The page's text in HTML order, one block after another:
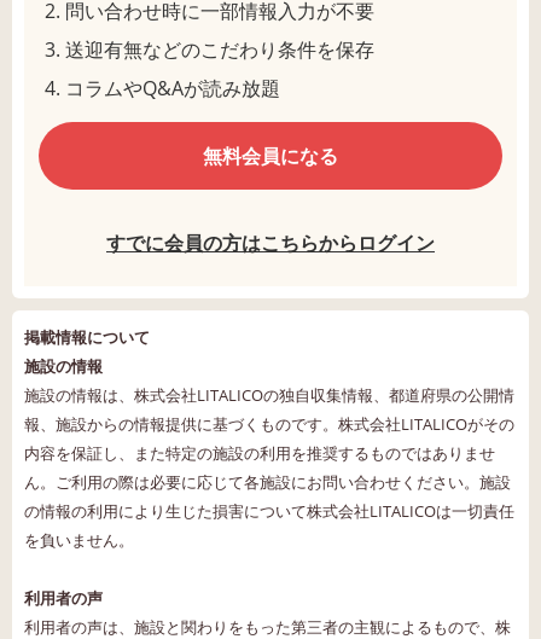
問い合わせ時に一部情報入力が不要
送迎有無などのこだわり条件を保存
コラムやQ&Aが読み放題
無料会員になる
すでに会員の方はこちらからログイン
掲載情報について
施設の情報
施設の情報は、株式会社LITALICOの独自収集情報、都道府県の公開情
報、施設からの情報提供に基づくものです。株式会社LITALICOがその
内容を保証し、また特定の施設の利用を推奨するものではありませ
ん。ご利用の際は必要に応じて各施設にお問い合わせください。施設
の情報の利用により生じた損害について株式会社LITALICOは一切責任
を負いません。
利用者の声
利用者の声は、施設と関わりをもった第三者の主観によるもので、株